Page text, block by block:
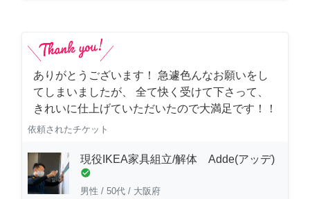
ありがとうございます！ 急遽色んなお願いをし
てしまいましたが、 全て快く受けて下さって、
きれいに仕上げていただいたので大満足です！！
依頼されたチケット
現役IKEA家具組立/解体 Adde(アッデ)
check_circle
男性 / 50代 / 大阪府